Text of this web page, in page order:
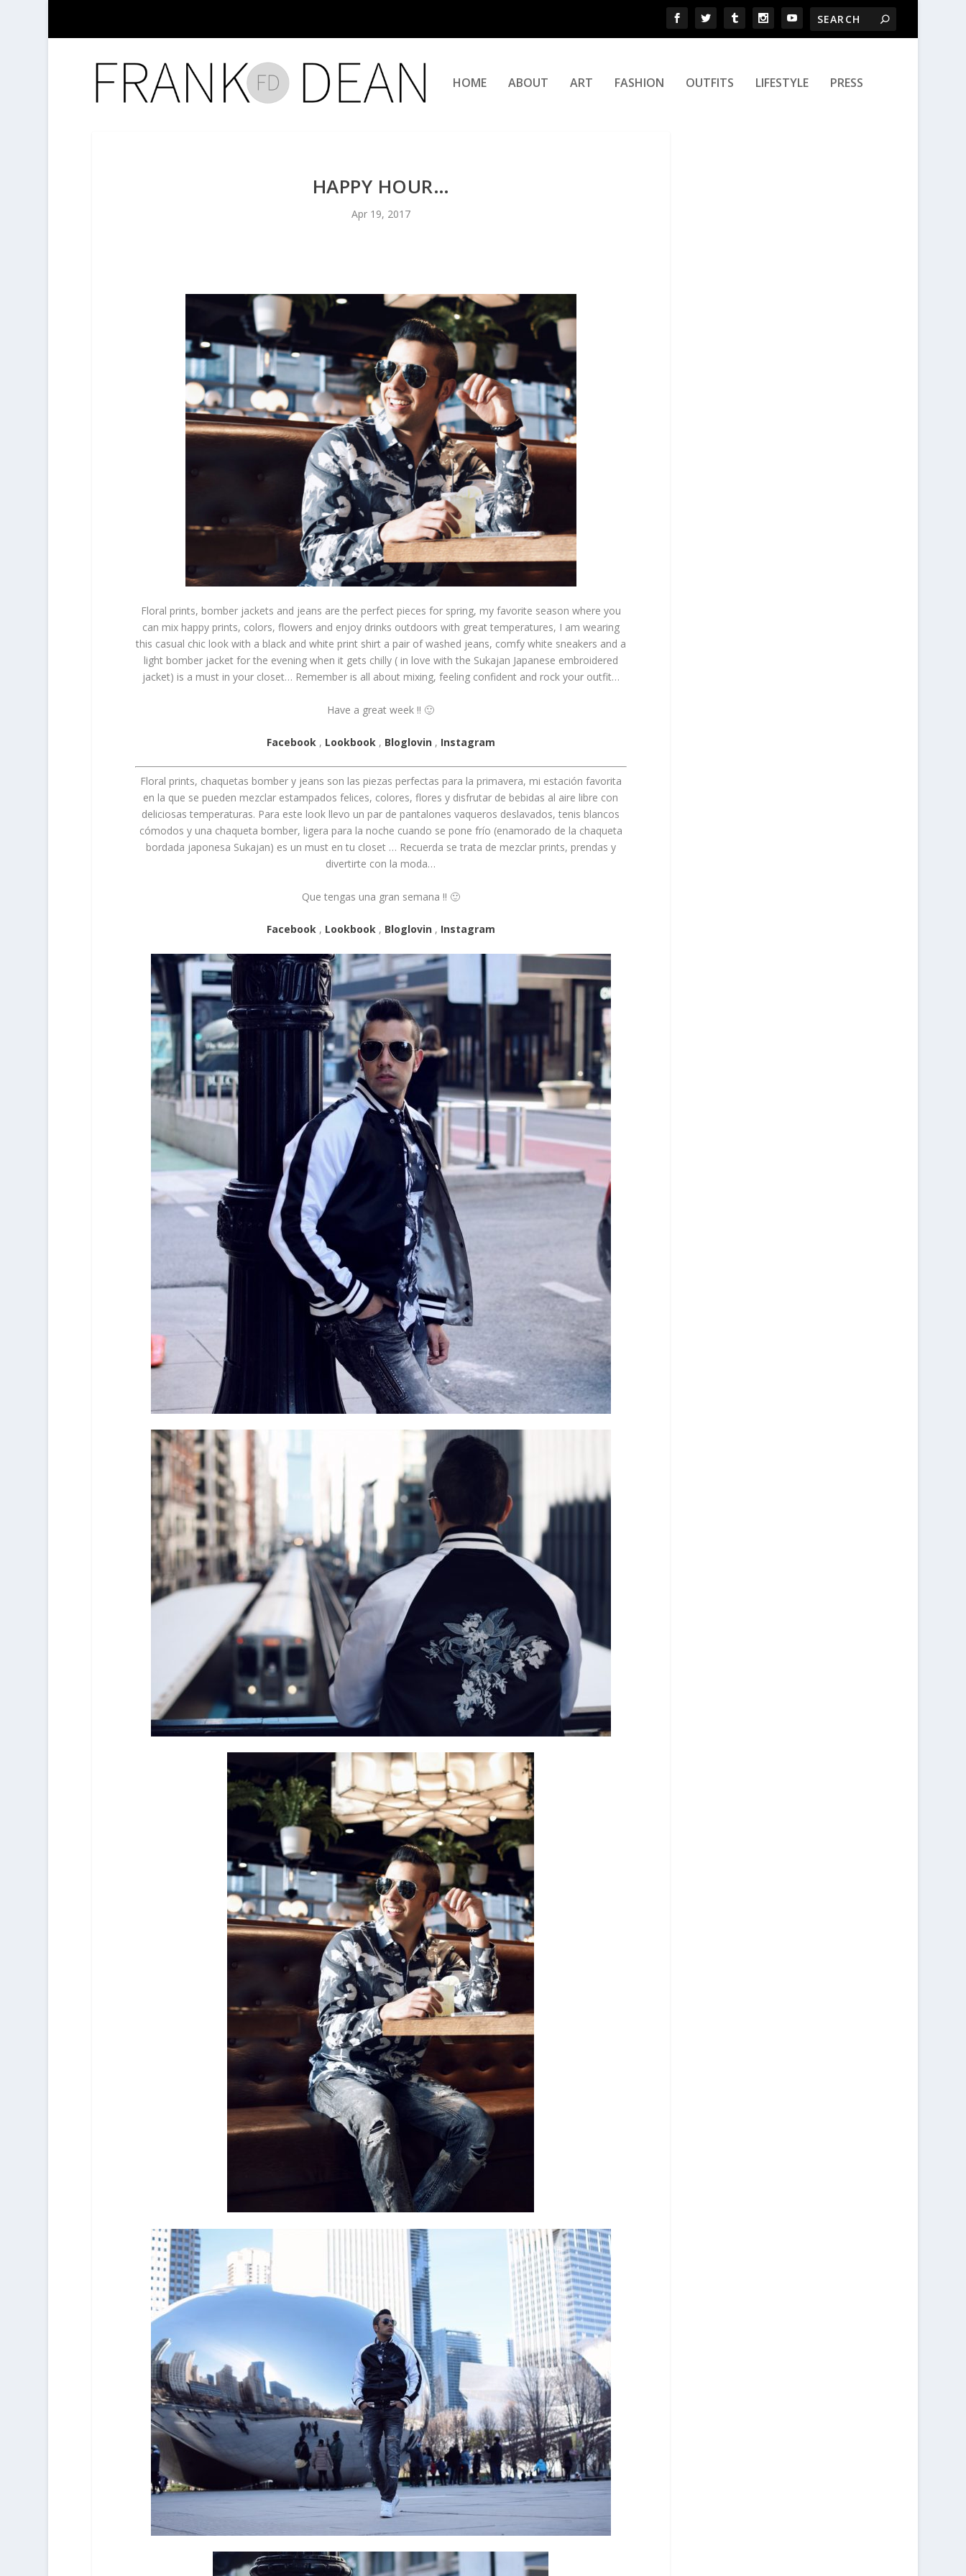
HOME ABOUT ART FASHION OUTFITS LIFESTYLE PRESS
HAPPY HOUR…
Apr 19, 2017
Floral prints, bomber jackets and jeans are the perfect pieces for spring, my favorite season where you
can mix happy prints, colors, flowers and enjoy drinks outdoors with great temperatures, I am wearing
this casual chic look with a black and white print shirt a pair of washed jeans, comfy white sneakers and a
light bomber jacket for the evening when it gets chilly ( in love with the Sukajan Japanese embroidered
jacket) is a must in your closet… Remember is all about mixing, feeling confident and rock your outfit…
Have a great week !! 🙂
Facebook, Lookbook , Bloglovin, Instagram
Floral prints, chaquetas bomber y jeans son las piezas perfectas para la primavera, mi estación favorita
en la que se pueden mezclar estampados felices, colores, flores y disfrutar de bebidas al aire libre con
deliciosas temperaturas. Para este look llevo un par de pantalones vaqueros deslavados, tenis blancos
cómodos y una chaqueta bomber, ligera para la noche cuando se pone frío (enamorado de la chaqueta
bordada japonesa Sukajan) es un must en tu closet … Recuerda se trata de mezclar prints, prendas y
divertirte con la moda…
Que tengas una gran semana !! 🙂
Facebook, Lookbook, Bloglovin, Instagram